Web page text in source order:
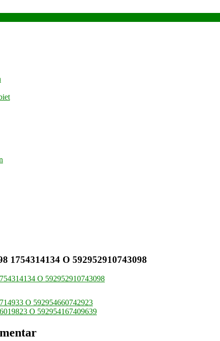
Siegen
1754314134 O 592952910743098
O 592954660742923
O 592954167409639